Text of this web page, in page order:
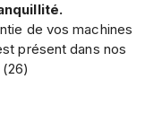
de vos machines
présent dans nos